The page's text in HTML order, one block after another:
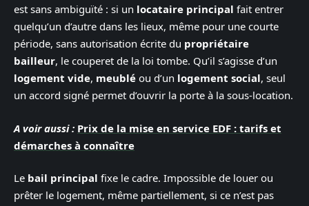
est sans ambiguïté : si un locataire principal fait entrer
quelqu’un d’autre dans les lieux, même pour une courte
période, sans autorisation écrite du propriétaire
bailleur, le couperet de la loi tombe. Qu’il s’agisse d’un
logement vide, meublé ou d’un logement social, seul
un accord signé permet d’ouvrir la porte à la sous-location.
A voir aussi : Prix de la mise en service EDF : tarifs et
démarches à connaître
Le bail principal fixe le cadre. Impossible de louer ou
prêter le logement, même partiellement, si ce n’est pas